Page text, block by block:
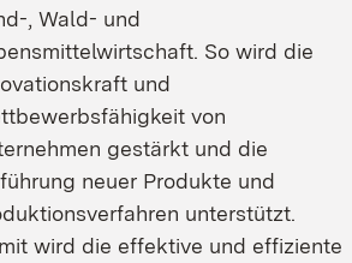
, Wald- und
So wird die
und
von
gestärkt und die
neuer Produkte und
unterstützt.
wird die effektive und effiziente